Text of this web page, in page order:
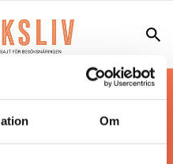
Om
mest uppdaterade
besöksnäringen.
är ett affärsmagasin